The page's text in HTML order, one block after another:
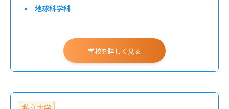
地球科学科
学校を詳しく見る